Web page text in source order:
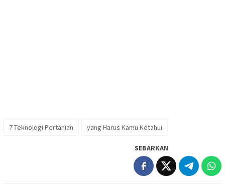
7 Teknologi Pertanian yang Harus Kamu Ketahui
SEBARKAN